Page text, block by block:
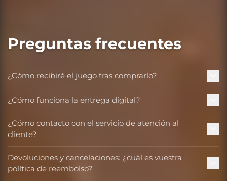
Preguntas frecuentes
¿Cómo recibiré el juego tras comprarlo?
¿Cómo funciona la entrega digital?
¿Cómo contacto con el servicio de atención al
cliente?
Devoluciones y cancelaciones: ¿cuál es vuestra
política de reembolso?